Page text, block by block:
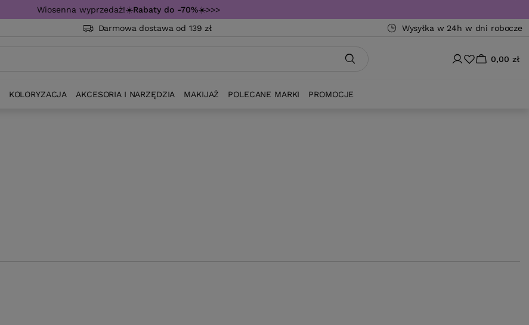
Wiosenna wyprzedaż!☀️Rabaty do -70%☀️>>>
Darmowa dostawa od 139 zł Wysyłka w 24h w dni robocze
0,00 zł
KOLORYZACJA AKCESORIA I NARZĘDZIA MAKIJAŻ POLECANE MARKI PROMOCJE